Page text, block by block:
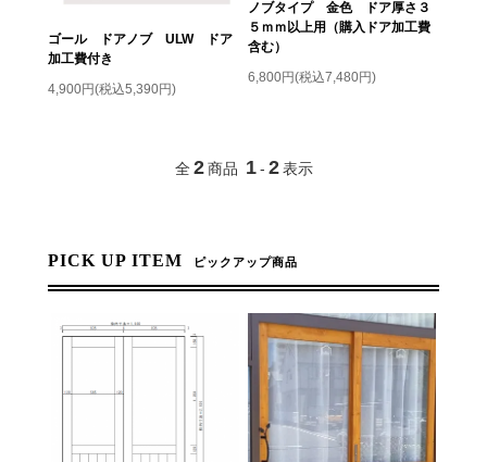
ゴール ドアノブ ULW ドア
加工費付き
4,900円(税込5,390円)
ノブタイプ 金色 ドア厚さ３
５ｍｍ以上用（購入ドア加工費
含む）
6,800円(税込7,480円)
全 2 商品 1 - 2 表示
PICK UP ITEM ピックアップ商品